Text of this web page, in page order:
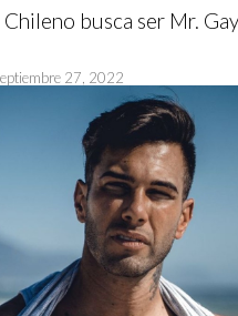
Chileno busca ser Mr.
27, 2022